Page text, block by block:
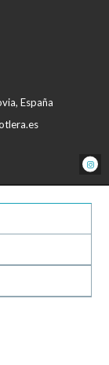
España